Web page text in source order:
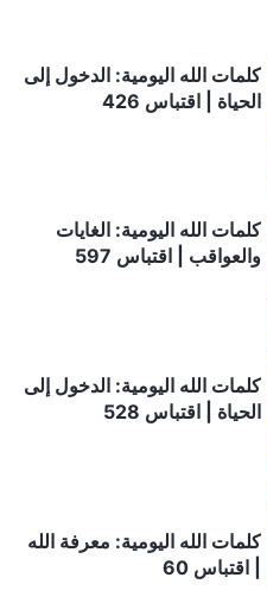
كلمات الله اليومية: الدخول إلى
الحياة | اقتباس 426
كلمات الله اليومية: الغايات
والعواقب | اقتباس 597
كلمات الله اليومية: الدخول إلى
الحياة | اقتباس 528
كلمات الله اليومية: معرفة الله
| اقتباس 60